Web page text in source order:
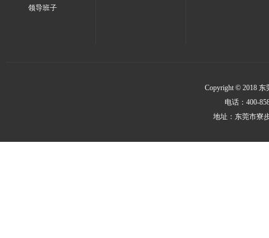
领导班子
Copyright © 2018
电话：400-
地址：东莞市寮